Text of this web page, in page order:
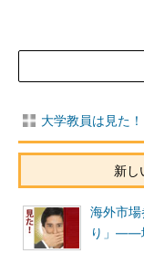
大学教員は見た
新し
海外市場
り」――